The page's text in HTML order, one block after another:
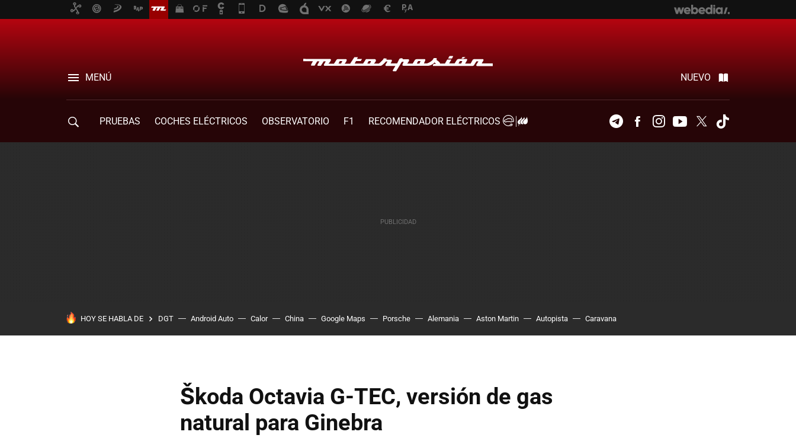
MENÚ NUEVO
PRUEBAS COCHES ELÉCTRICOS OBSERVATORIO F1
RECOMENDADOR ELÉCTRICOS
TelegramFacebookInstagramYoutubeTwitter
HOY SE HABLA DE DGT Android Auto Calor China Google Maps Porsche Alemania Aston Martin Autopista Caravana
Škoda Octavia G-TEC, versión de gas
natural para Ginebra